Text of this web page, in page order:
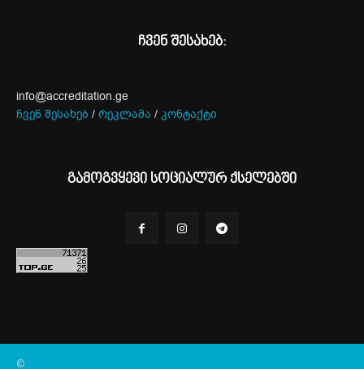
ჩვენ შესახებ:
info@accreditation.ge
ჩვენ შესახებ / რეკლამა / კონტაქტი
გამოგვყევი სოციალურ ქსელებში
©